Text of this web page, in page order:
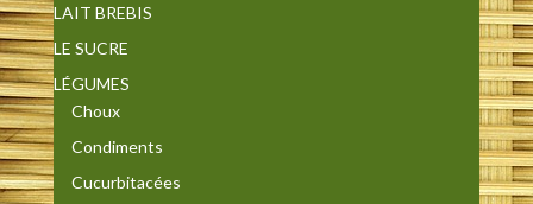
LAIT BREBIS
LE SUCRE
LÉGUMES
Choux
Condiments
Cucurbitacées